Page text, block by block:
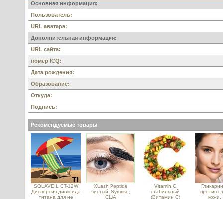
Основная информация:
Пользователь:
URL аватара:
Дополнительная информация:
URL сайта:
номер ICQ:
Дата рождения:
Образование:
Откуда:
Подпись:
Рекомендуемые товары
SOLAVEIL CT-12W
Дисперсия диоксида
титана для не
XLash Peptide
чистый, Symrise,
США
Vitamin C
стабильный
(Витамин C)
против
кожи,